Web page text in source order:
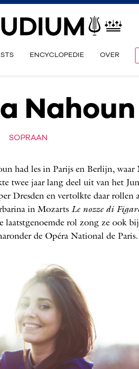
ENCYCLOPEDIE OVER
Nahoun
SOPRAAN
had les in Parijs en Berlijn, waar
twee jaar lang deel uit van het
Dresden en vertolkte daar rollen
in Mozarts Le nozze di
laatstgenoemde rol zong ze ook
de Opéra National de Paris.